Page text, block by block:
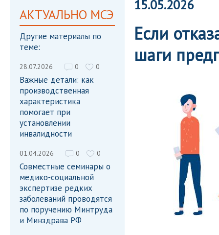
АКТУАЛЬНО МСЭ
Другие материалы по
теме:
28.07.2026 0 0
Важные детали: как
производственная
характеристика
помогает при
установлении
инвалидности
01.04.2026 0 0
Совместные семинары о
медико-социальной
экспертизе редких
заболеваний проводятся
по поручению Минтруда
и Минздрава РФ
15.05.2026
Если
шаги